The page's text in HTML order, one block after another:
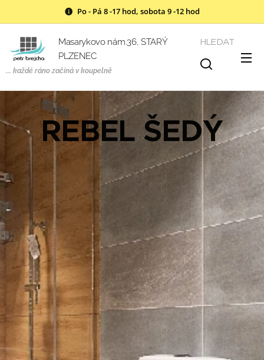
Po - Pá 8 -17 hod, sobota 9 -12 hod
Masarykovo nám.36, STARÝ
PLZENEC
... každé ráno začíná v koupelně
HLEDAT
REBEL ŠEDÝ